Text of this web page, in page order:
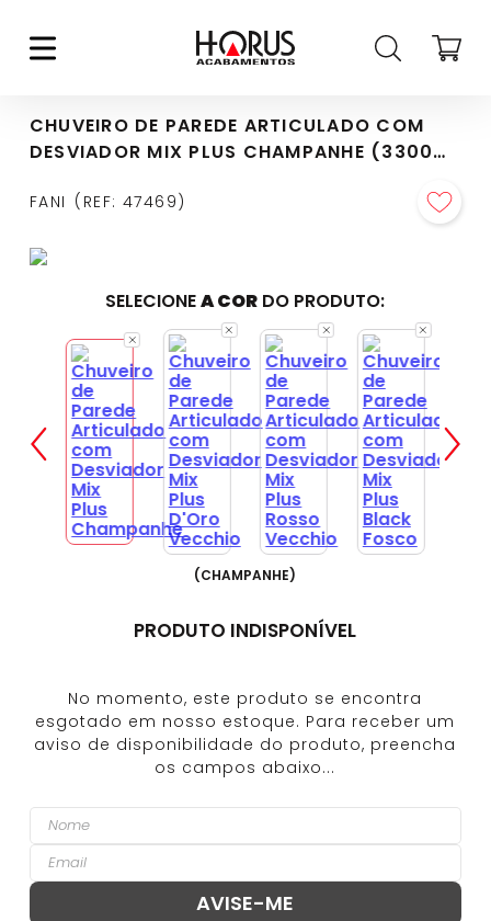
CHUVEIRO DE PAREDE ARTICULADO COM
DESVIADOR MIX PLUS CHAMPANHE (3300
FANI REF: 47469
SELECIONEA COR DO PRODUTO:
(CHAMPANHE)
PRODUTO INDISPONÍVEL